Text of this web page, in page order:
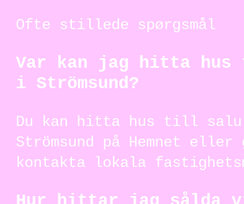
Ofte stillede spørgsmål
Var kan jag hitta
i Strömsund?
Du kan hitta hus till
Strömsund på Hemnet eller
kontakta lokala